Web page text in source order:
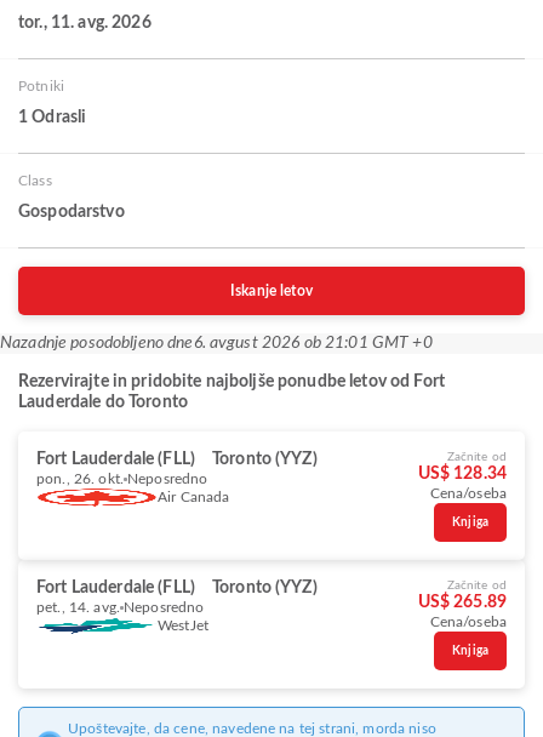
tor., 11. avg. 2026
Potniki
1 Odrasli
Class
Gospodarstvo
Iskanje letov
Nazadnje posodobljeno dne 6. avgust 2026 ob 21:01 GMT +0
Rezervirajte in pridobite najboljše ponudbe letov od Fort
Lauderdale do Toronto
Fort Lauderdale (FLL) Toronto (YYZ)
pon., 26. okt. Neposredno
Air Canada
Začnite od
US$ 128.34
Cena/oseba
Knjiga
Fort Lauderdale (FLL) Toronto (YYZ)
pet., 14. avg. Neposredno
WestJet
Začnite od
US$ 265.89
Cena/oseba
Knjiga
Upoštevajte, da cene, navedene na tej strani, morda niso